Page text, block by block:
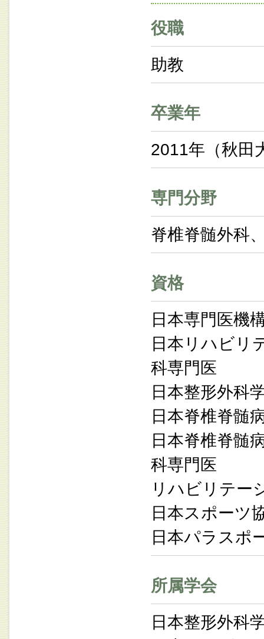
役職
助教
卒業年
2011年（秋田
専門分野
脊椎脊髄外科
資格
日本専門医機
日本リハビリ
科専門医
日本整形外科
日本脊椎脊髄
日本脊椎脊髄
科専門医
リハビリテー
日本スポーツ
日本パラスポ
所属学会
日本整形外科